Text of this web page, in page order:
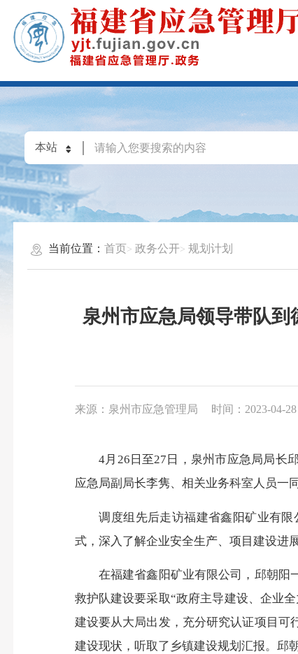
当前位置：首页 政务公开 规划计划
泉州市应急局领导带队
来源：泉州市应急管理局 时间：2023-04-
4月26日至27日，泉州市应急局局长
应急局副局长李隽、相关业务科室人员一
调度组先后走访福建省鑫阳矿业有
式，深入了解企业安全生产、项目建设进
在福建省鑫阳矿业有限公司，邱朝阳
救护队建设要采取“政府主导建设、企业
建设要从大局出发，充分研究认证项目可
建设现状，听取了乡镇建设规划汇报。邱